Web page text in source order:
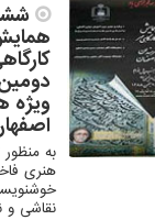
ویژه
به منظور
هنری
نقاشی و